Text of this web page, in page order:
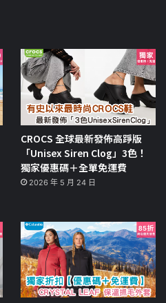
CROCS 全球最新發佈高踭版
「Unisex Siren Clog」3色！
獨家優惠碼＋全單免運費
2026 年 5 月 24 日